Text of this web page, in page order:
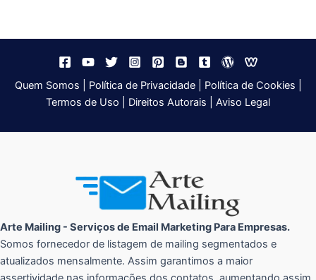
Quem Somos Política de Privacidade| Política de Cookies
Termos de Uso
Direitos Autorais Aviso Legal
Arte Mailing - Serviços de Email Marketing Para Empresas.
Somos fornecedor de listagem de mailing segmentados e
atualizados mensalmente. Assim garantimos a maior